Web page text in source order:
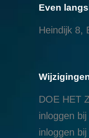
Even
Heindijk 8,
DOE HET
inloggen
inloggen